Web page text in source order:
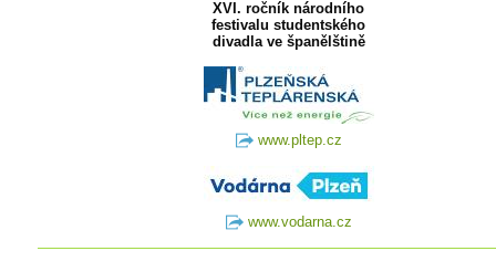
XVI. ročník národního
festivalu studentského
divadla ve španělštině
www.pltep.cz
www.vodarna.cz